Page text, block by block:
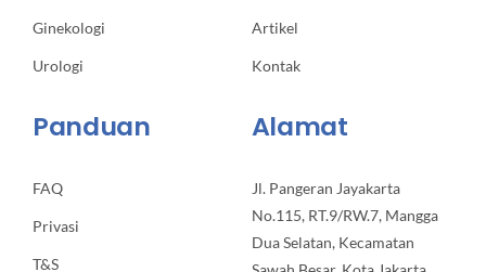
Ginekologi
Urologi
Artikel
Kontak
Panduan
FAQ
Privasi
T&S
Alamat
Jl. Pangeran Jayakarta
No.115, RT.9/RW.7, Mangga
Dua Selatan, Kecamatan